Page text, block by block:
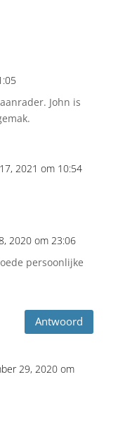
John is
2021 om 10:54
2020 om 23:06
persoonlijke
Antwoord
29, 2020 om